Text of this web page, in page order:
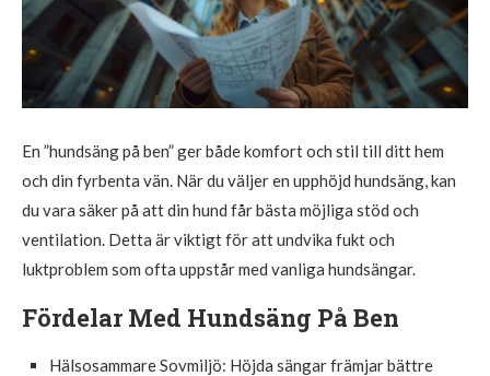
En ”hundsäng på ben” ger både komfort och stil till ditt hem
och din fyrbenta vän. När du väljer en upphöjd hundsäng, kan
du vara säker på att din hund får bästa möjliga stöd och
ventilation. Detta är viktigt för att undvika fukt och
luktproblem som ofta uppstår med vanliga hundsängar.
Fördelar Med Hundsäng På Ben
Hälsosammare Sovmiljö: Höjda sängar främjar bättre